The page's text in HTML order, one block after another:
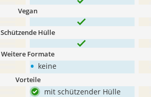
Vegan
Schützende Hülle
Weitere Formate
• keine
Vorteile
mit schützender Hülle